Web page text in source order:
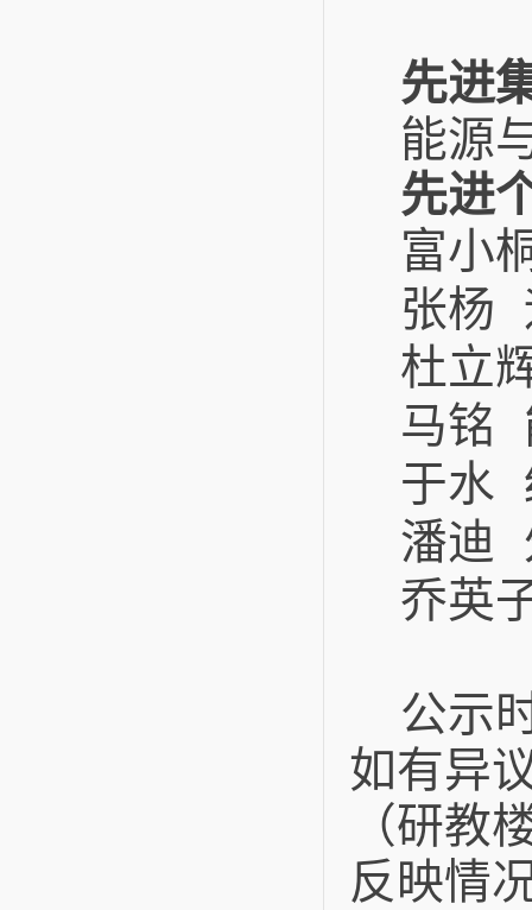
先进
能源
先进
富小
张杨
杜立
马铭
于水
潘迪
乔英
公示
如有异
（研教
反映情